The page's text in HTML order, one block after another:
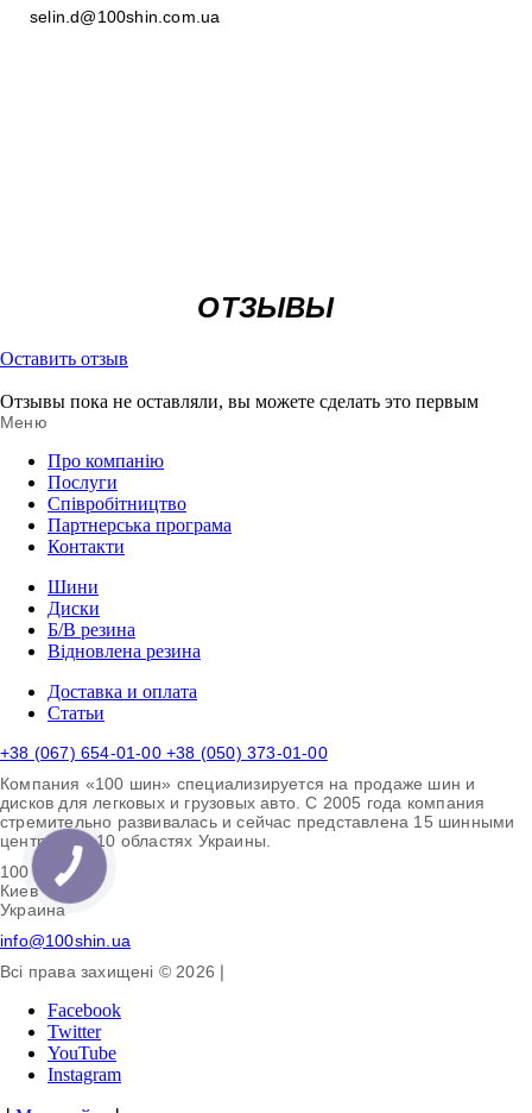
selin.d@100shin.com.ua
ОТЗЫВЫ
Оставить отзыв
Отзывы пока не оставляли, вы можете сделать это первым
Меню
Про компанію
Послуги
Співробітництво
Партнерська програма
Контакти
Шини
Диски
Б/В резина
Відновлена резина
Доставка и оплата
Статьи
+38 (067) 654-01-00 +38 (050) 373-01-00
Компания «100 шин» специализируется на продаже шин и
дисков для легковых и грузовых авто. С 2005 года компания
стремительно развивалась и сейчас представлена 15 шинными
центрами в 10 областях Украины.
100 шин
Киев
Украина
info@100shin.ua
Всі права захищені © 2026 ❘
Facebook
Twitter
YouTube
Instagram